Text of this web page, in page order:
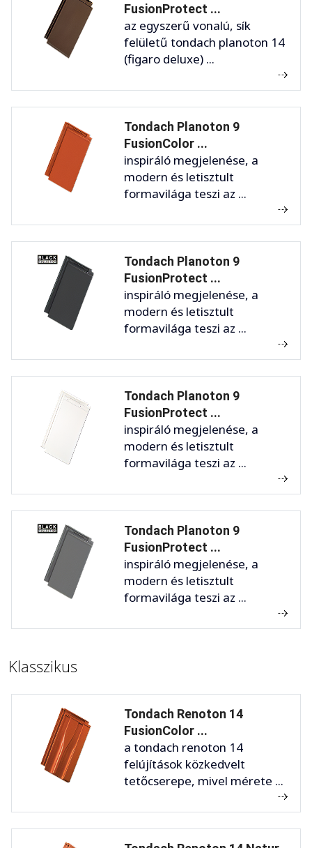
FusionProtect ...
az egyszerű vonalú, sík
felületű tondach planoton 14
(figaro deluxe) ...
Tondach Planoton 9
FusionColor ...
inspiráló megjelenése, a
modern és letisztult
formavilága teszi az ...
Tondach Planoton 9
FusionProtect ...
inspiráló megjelenése, a
modern és letisztult
formavilága teszi az ...
Tondach Planoton 9
FusionProtect ...
inspiráló megjelenése, a
modern és letisztult
formavilága teszi az ...
Tondach Planoton 9
FusionProtect ...
inspiráló megjelenése, a
modern és letisztult
formavilága teszi az ...
Klasszikus
Tondach Renoton 14
FusionColor ...
a tondach renoton 14
felújítások közkedvelt
tetőcserepe, mivel mérete ...